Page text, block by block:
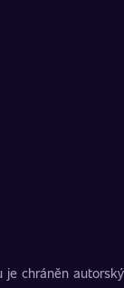
je chráněn